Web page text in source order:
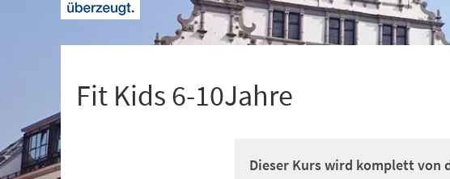
Fit Kids 6-10Jahre
Dieser Kurs wird komplett von